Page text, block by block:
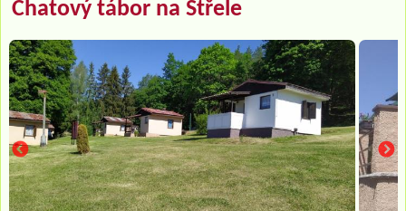
Chatový tábor na Střele